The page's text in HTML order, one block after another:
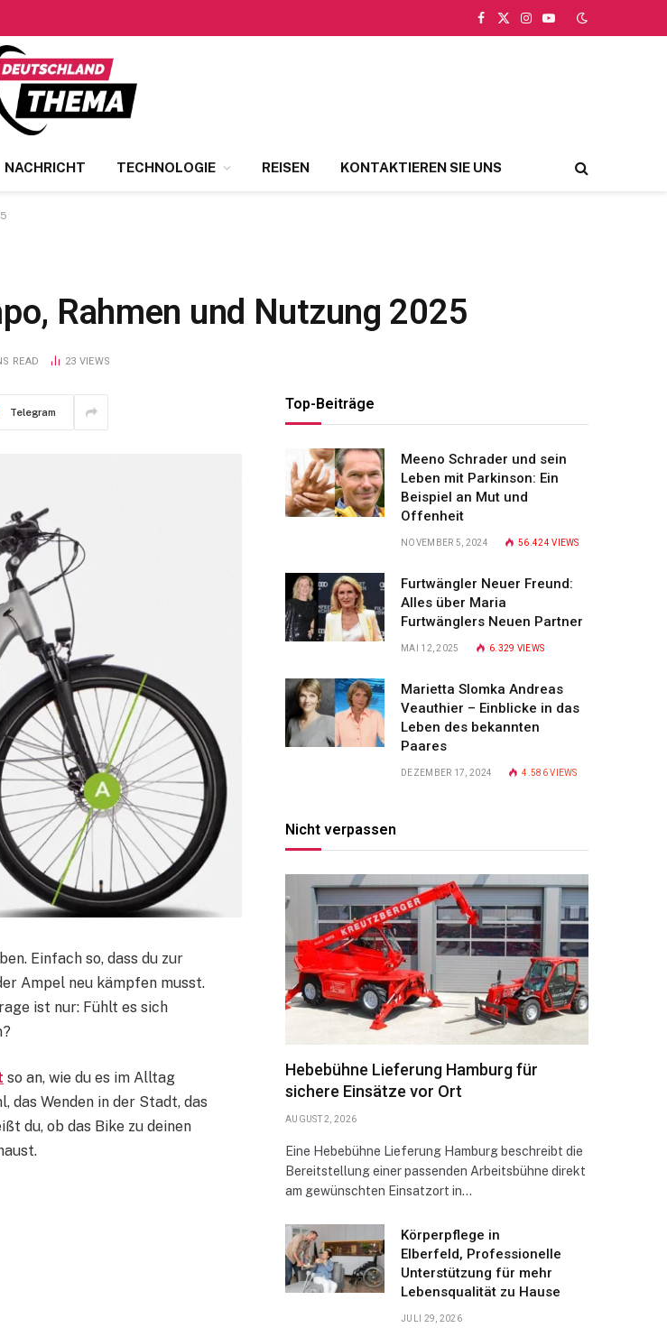
Facebook
X
Instagram
YouTube
NACHRICHT TECHNOLOGIE REISEN KONTAKTIEREN SIE UNS
Rahmen und Nutzung 2025
READ 23 VIEWS
Telegram
Einfach so, dass du zur
Ampel neu kämpfen musst.
ist nur: Fühlt es sich
so an, wie du es im Alltag
das Wenden in der Stadt, das
du, ob das Bike zu deinen
Top-Beiträge
Meeno Schrader und sein
Leben mit Parkinson: Ein
Beispiel an Mut und
Offenheit
NOVEMBER 5, 2024 56.424VIEWS
Furtwängler Neuer Freund:
Alles über Maria
Furtwänglers Neuen Partner
MAI 12, 2025 6.329 VIEWS
Marietta Slomka Andreas
Veauthier – Einblicke in das
Leben des bekannten
Paares
DEZEMBER 17, 2024 4.586VIEWS
Nicht verpassen
Hebebühne Lieferung Hamburg für
sichere Einsätze vor Ort
AUGUST 2, 2026
Eine Hebebühne Lieferung Hamburg beschreibt die
Bereitstellung einer passenden Arbeitsbühne direkt
am gewünschten Einsatzort in…
Körperpflege in
Elberfeld, Professionelle
Unterstützung für mehr
Lebensqualität zu Hause
JULI 29, 2026